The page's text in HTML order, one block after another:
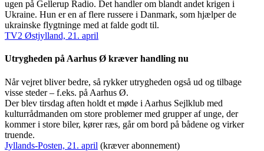
ugen på Gellerup Radio. Det handler om blandt andet krigen i
Ukraine. Hun er en af flere russere i Danmark, som hjælper de
ukrainske flygtninge med at falde godt til.
TV2 Østjylland, 21. april
Utrygheden på Aarhus Ø kræver handling nu
Når vejret bliver bedre, så rykker utrygheden også ud og tilbage
visse steder – f.eks. på Aarhus Ø.
Der blev tirsdag aften holdt et møde i Aarhus Sejlklub med
kulturrådmanden om store problemer med grupper af unge, der
kommer i store biler, kører ræs, går om bord på bådene og virker
truende.
Jyllands-Posten, 21. april (kræver abonnement)